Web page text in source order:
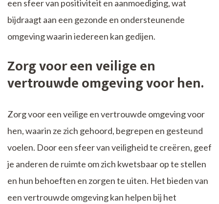
een sfeer van positiviteit en aanmoediging, wat
bijdraagt aan een gezonde en ondersteunende
omgeving waarin iedereen kan gedijen.
Zorg voor een veilige en
vertrouwde omgeving voor hen.
Zorg voor een veilige en vertrouwde omgeving voor
hen, waarin ze zich gehoord, begrepen en gesteund
voelen. Door een sfeer van veiligheid te creëren, geef
je anderen de ruimte om zich kwetsbaar op te stellen
en hun behoeften en zorgen te uiten. Het bieden van
een vertrouwde omgeving kan helpen bij het